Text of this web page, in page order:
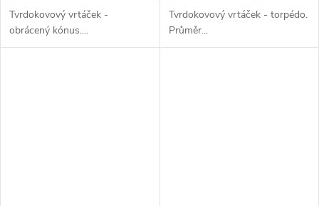
Tvrdokovový vrtáček -
obrácený kónus....
Tvrdokovový vrtáček - torpédo.
Průměr...